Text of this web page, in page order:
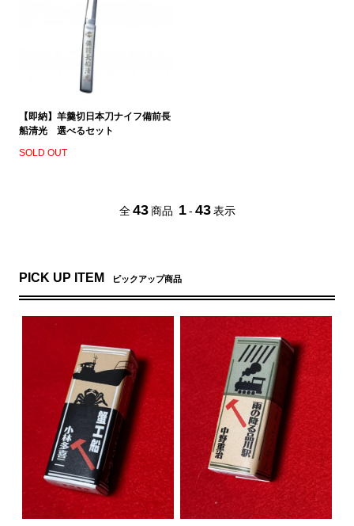
【即納】羊羹切日本刀ナイフ備前長
船清光 選べるセット
SOLD OUT
全 43 商品 1 - 43 表示
PICK UP ITEM ピックアップ商品